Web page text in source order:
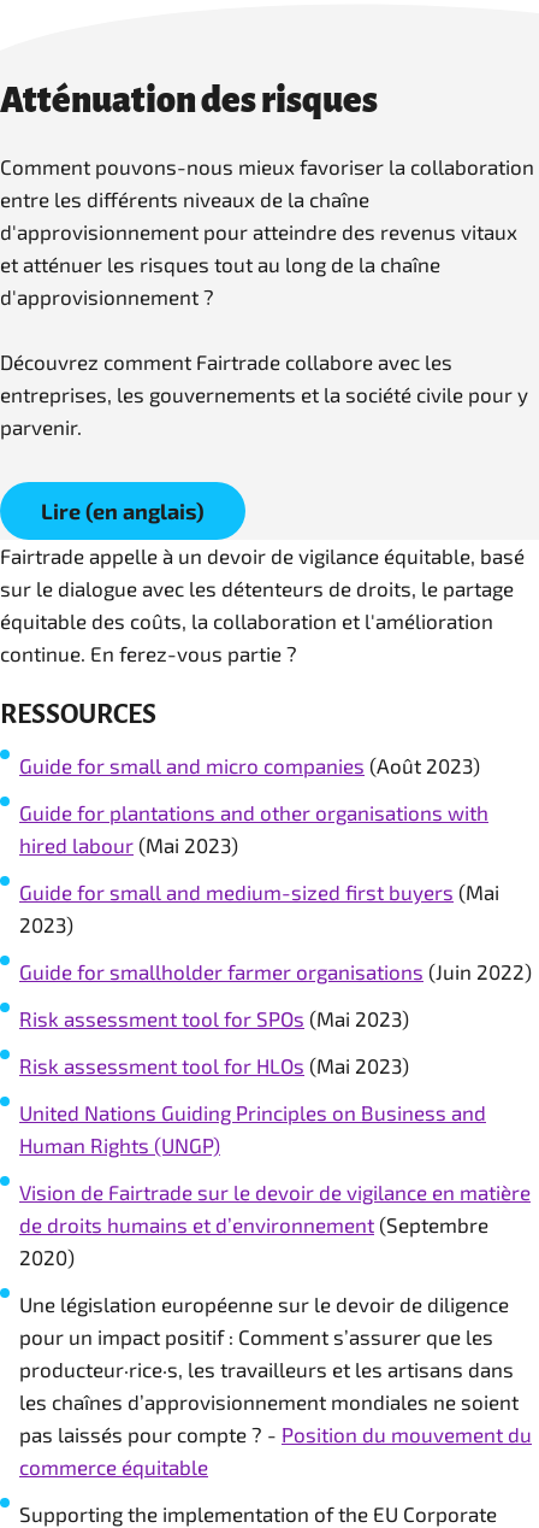
Atténuation des risques
Comment pouvons-nous mieux favoriser la collaboration
entre les différents niveaux de la chaîne
d'approvisionnement pour atteindre des revenus vitaux
et atténuer les risques tout au long de la chaîne
d'approvisionnement ?
Découvrez comment Fairtrade collabore avec les
entreprises, les gouvernements et la société civile pour y
parvenir.
Lire (en anglais)
Fairtrade appelle à un devoir de vigilance équitable, basé
sur le dialogue avec les détenteurs de droits, le partage
équitable des coûts, la collaboration et l'amélioration
continue. En ferez-vous partie ?
RESSOURCES
Guide for small and micro companies (Août 2023)
Guide for plantations and other organisations with
hired labour (Mai 2023)
Guide for small and medium-sized first buyers (Mai
2023)
Guide for smallholder farmer organisations (Juin 2022)
Risk assessment tool for SPOs (Mai 2023)
Risk assessment tool for HLOs (Mai 2023)
United Nations Guiding Principles on Business and
Human Rights (UNGP)
Vision de Fairtrade sur le devoir de vigilance en matière
de droits humains et d’environnement (Septembre
2020)
Une législation européenne sur le devoir de diligence
pour un impact positif : Comment s’assurer que les
producteur·rice·s, les travailleurs et les artisans dans
les chaînes d’approvisionnement mondiales ne soient
pas laissés pour compte ? - Position du mouvement du
commerce équitable
Supporting the implementation of the EU Corporate